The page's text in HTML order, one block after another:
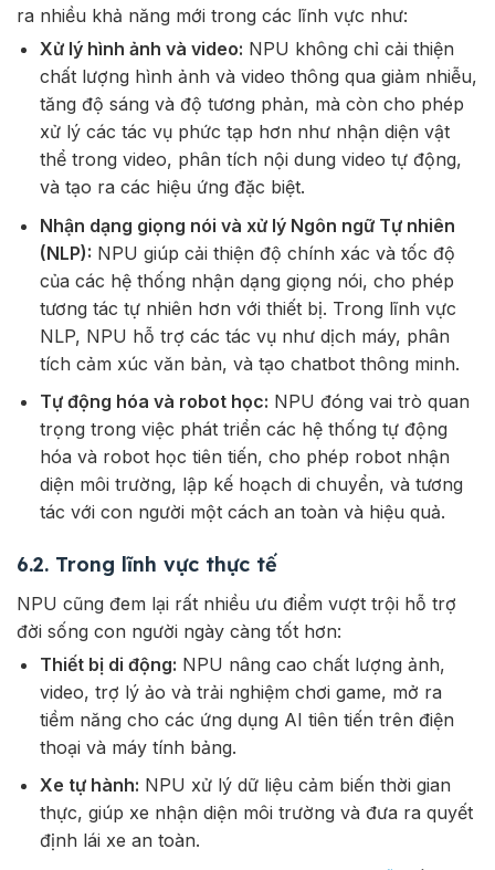
ra nhiều khả năng mới trong các lĩnh vực như:
Xử lý hình ảnh và video: NPU không chỉ cải thiện
chất lượng hình ảnh và video thông qua giảm nhiễu,
tăng độ sáng và độ tương phản, mà còn cho phép
xử lý các tác vụ phức tạp hơn như nhận diện vật
thể trong video, phân tích nội dung video tự động,
và tạo ra các hiệu ứng đặc biệt.
Nhận dạng giọng nói và xử lý Ngôn ngữ Tự nhiên
(NLP): NPU giúp cải thiện độ chính xác và tốc độ
của các hệ thống nhận dạng giọng nói, cho phép
tương tác tự nhiên hơn với thiết bị. Trong lĩnh vực
NLP, NPU hỗ trợ các tác vụ như dịch máy, phân
tích cảm xúc văn bản, và tạo chatbot thông minh.
Tự động hóa và robot học: NPU đóng vai trò quan
trọng trong việc phát triển các hệ thống tự động
hóa và robot học tiên tiến, cho phép robot nhận
diện môi trường, lập kế hoạch di chuyển, và tương
tác với con người một cách an toàn và hiệu quả.
6.2. Trong lĩnh vực thực tế
NPU cũng đem lại rất nhiều ưu điểm vượt trội hỗ trợ
đời sống con người ngày càng tốt hơn:
Thiết bị di động: NPU nâng cao chất lượng ảnh,
video, trợ lý ảo và trải nghiệm chơi game, mở ra
tiềm năng cho các ứng dụng AI tiên tiến trên điện
thoại và máy tính bảng.
Xe tự hành: NPU xử lý dữ liệu cảm biến thời gian
thực, giúp xe nhận diện môi trường và đưa ra quyết
định lái xe an toàn.